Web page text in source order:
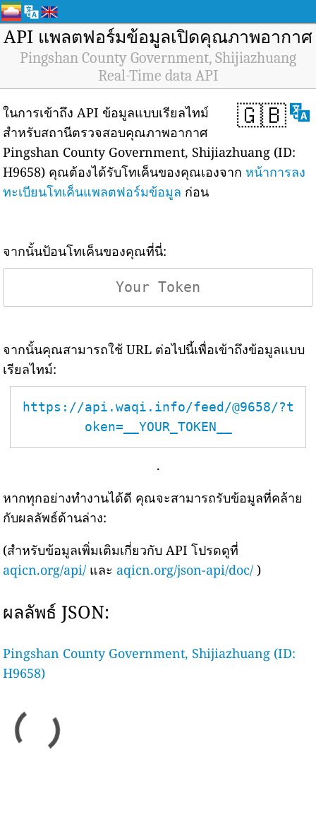
API แพลตฟอร์มข้อมูลเปิดคุณภาพอากาศ
Pingshan County Government, Shijiazhuang
Real-Time data API
🇬🇧
ในการเข้าถึง API ข้อมูลแบบเรียลไทม์
สำหรับสถานีตรวจสอบคุณภาพอากาศ
Pingshan County Government, Shijiazhuang (ID:
H9658) คุณต้องได้รับโทเค็นของคุณเองจาก หน้าการลง
ทะเบียนโทเค็นแพลตฟอร์มข้อมูล ก่อน
จากนั้นป้อนโทเค็นของคุณที่นี่:
จากนั้นคุณสามารถใช้ URL ต่อไปนี้เพื่อเข้าถึงข้อมูลแบบ
เรียลไทม์:
https://api.waqi.info/feed/@9658/?t
oken=__YOUR_TOKEN__
.
หากทุกอย่างทำงานได้ดี คุณจะสามารถรับข้อมูลที่คล้าย
กับผลลัพธ์ด้านล่าง:
(สำหรับข้อมูลเพิ่มเติมเกี่ยวกับ API โปรดดูที่
aqicn.org/api/ และ aqicn.org/json-api/doc/ )
ผลลัพธ์ JSON:
Pingshan County Government, Shijiazhuang (ID:
H9658)